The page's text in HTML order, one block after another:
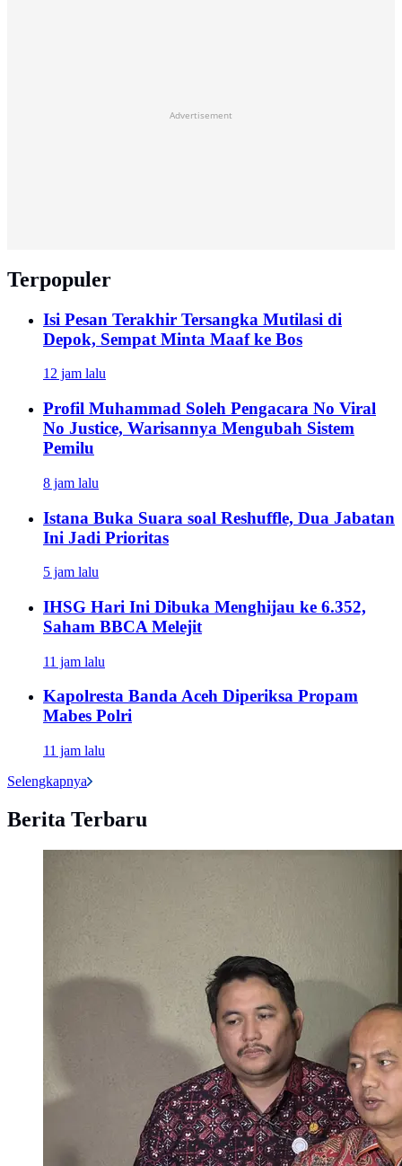
Advertisement
Terpopuler
Isi Pesan Terakhir Tersangka Mutilasi di
Depok, Sempat Minta Maaf ke Bos
12 jam lalu
Profil Muhammad Soleh Pengacara No Viral
No Justice, Warisannya Mengubah Sistem
Pemilu
8 jam lalu
Istana Buka Suara soal Reshuffle, Dua Jabatan
Ini Jadi Prioritas
5 jam lalu
IHSG Hari Ini Dibuka Menghijau ke 6.352,
Saham BBCA Melejit
11 jam lalu
Kapolresta Banda Aceh Diperiksa Propam
Mabes Polri
11 jam lalu
Selengkapnya
Berita Terbaru